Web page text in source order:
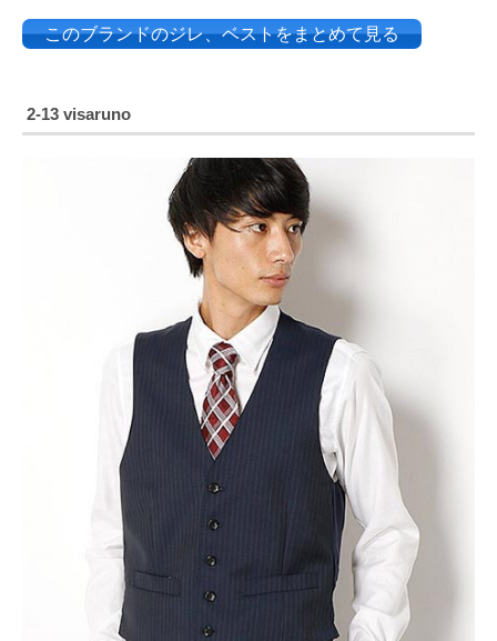
このブランドのジレ、ベストをまとめて見る
2-13 visaruno